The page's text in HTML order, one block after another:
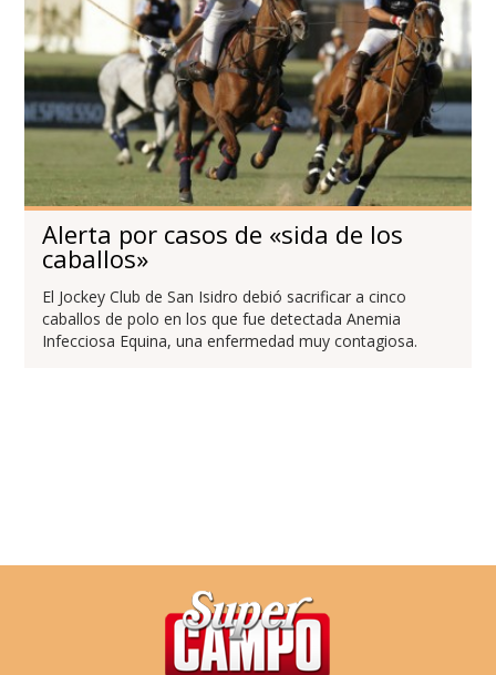
Alerta por casos de «sida de los
caballos»
El Jockey Club de San Isidro debió sacrificar a cinco
caballos de polo en los que fue detectada Anemia
Infecciosa Equina, una enfermedad muy contagiosa.